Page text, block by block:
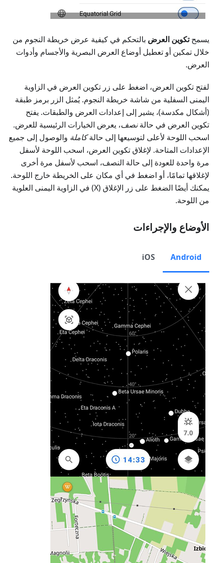
يسمحتكوين العرض بالتحكم في كيفية عرض خريطة النجوم من
خلال تمكين أو تعطيل أوضاع العرض البصرية والأجسام وأدوات
العرض.
لفتح تكوين العرض، اضغط على زر تكوين العرض في الزاوية
اليمنى السفلية من شاشة خريطة النجوم. يُمثل الزر برمز طبقة
(أشكال مكدسة)، يشير إلى إعدادات العرض والطبقات. يفتح
تكوين العرض في حالةنصف، يعرض الخيارات الرئيسية للعرض.
اسحب اللوحة لأعلى لتوسيعها إلى حالةكاملة والوصول إلى جميع
الإعدادات المتاحة. لإغلاق تكوين العرض، اسحب اللوحة لأسفل
مرة واحدة للعودة إلى حالة النصف، اسحب لأسفل مرة أخرى
لإغلاقها تمامًا، أو اضغط في أي مكان على الخريطة خارج اللوحة.
يمكنك أيضًا الضغط على زر الإغلاق (X) في الزاوية اليمنى العلوية
من اللوحة.
الأوضاع والإجراءات
Android
iOS